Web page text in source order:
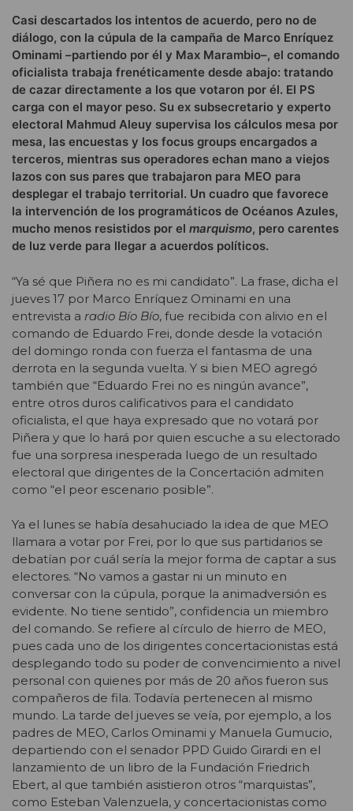
Casi descartados los intentos de acuerdo, pero no de
diálogo, con la cúpula de la campaña de Marco Enríquez
Ominami –partiendo por él y Max Marambio–, el comando
oficialista trabaja frenéticamente desde abajo: tratando
de cazar directamente a los que votaron por él. El PS
carga con el mayor peso. Su ex subsecretario y experto
electoral Mahmud Aleuy supervisa los cálculos mesa por
mesa, las encuestas y los focus groups encargados a
terceros, mientras sus operadores echan mano a viejos
lazos con sus pares que trabajaron para MEO para
desplegar el trabajo territorial. Un cuadro que favorece
la intervención de los programáticos de Océanos Azules,
mucho menos resistidos por el marquismo, pero carentes
de luz verde para llegar a acuerdos políticos.
“Ya sé que Piñera no es mi candidato”. La frase, dicha el
jueves 17 por Marco Enríquez Ominami en una
entrevista a radio Bío Bío, fue recibida con alivio en el
comando de Eduardo Frei, donde desde la votación
del domingo ronda con fuerza el fantasma de una
derrota en la segunda vuelta. Y si bien MEO agregó
también que “Eduardo Frei no es ningún avance”,
entre otros duros calificativos para el candidato
oficialista, el que haya expresado que no votará por
Piñera y que lo hará por quien escuche a su electorado
fue una sorpresa inesperada luego de un resultado
electoral que dirigentes de la Concertación admiten
como “el peor escenario posible”.
Ya el lunes se había desahuciado la idea de que MEO
llamara a votar por Frei, por lo que sus partidarios se
debatían por cuál sería la mejor forma de captar a sus
electores. “No vamos a gastar ni un minuto en
conversar con la cúpula, porque la animadversión es
evidente. No tiene sentido”, confidencia un miembro
del comando. Se refiere al círculo de hierro de MEO,
pues cada uno de los dirigentes concertacionistas está
desplegando todo su poder de convencimiento a nivel
personal con quienes por más de 20 años fueron sus
compañeros de fila. Todavía pertenecen al mismo
mundo. La tarde del jueves se veía, por ejemplo, a los
padres de MEO, Carlos Ominami y Manuela Gumucio,
departiendo con el senador PPD Guido Girardi en el
lanzamiento de un libro de la Fundación Friedrich
Ebert, al que también asistieron otros “marquistas”,
como Esteban Valenzuela, y concertacionistas como